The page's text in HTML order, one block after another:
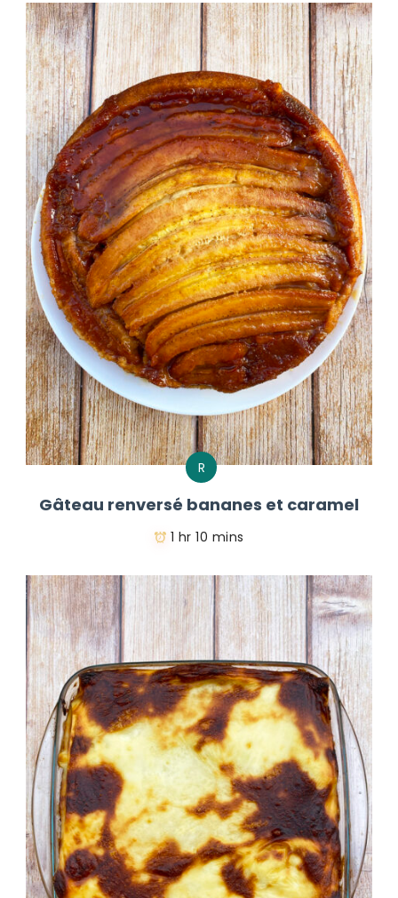
R
Gâteau renversé bananes et caramel
1 hr 10 mins